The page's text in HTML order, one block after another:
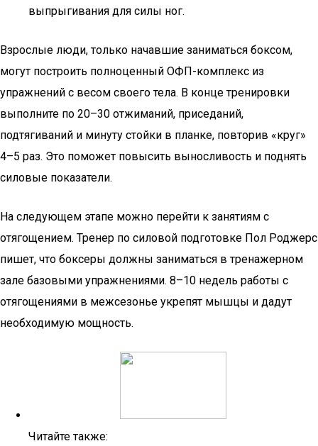
выпрыгивания для силы ног.
Взрослые люди, только начавшие заниматься боксом,
могут построить полноценный ОФП-комплекс из
упражнений с весом своего тела. В конце тренировки
выполните по 20–30 отжиманий, приседаний,
подтягиваний и минуту стойки в планке, повторив «круг»
4–5 раз. Это поможет повысить выносливость и поднять
силовые показатели.
На следующем этапе можно перейти к занятиям с
отягощением. Тренер по силовой подготовке Пол Роджерс
пишет, что боксеры должны заниматься в тренажерном
зале базовыми упражнениями. 8–10 недель работы с
отягощениями в межсезонье укрепят мышцы и дадут
необходимую мощность.
Читайте также: